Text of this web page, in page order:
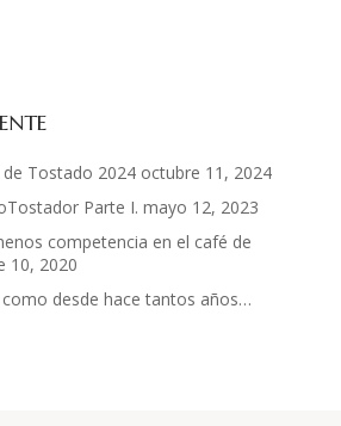
Tostado 2024 octubre 11, 2024
Parte I. mayo 12, 2023
competencia en el café de
10, 2020
desde hace tantos años…